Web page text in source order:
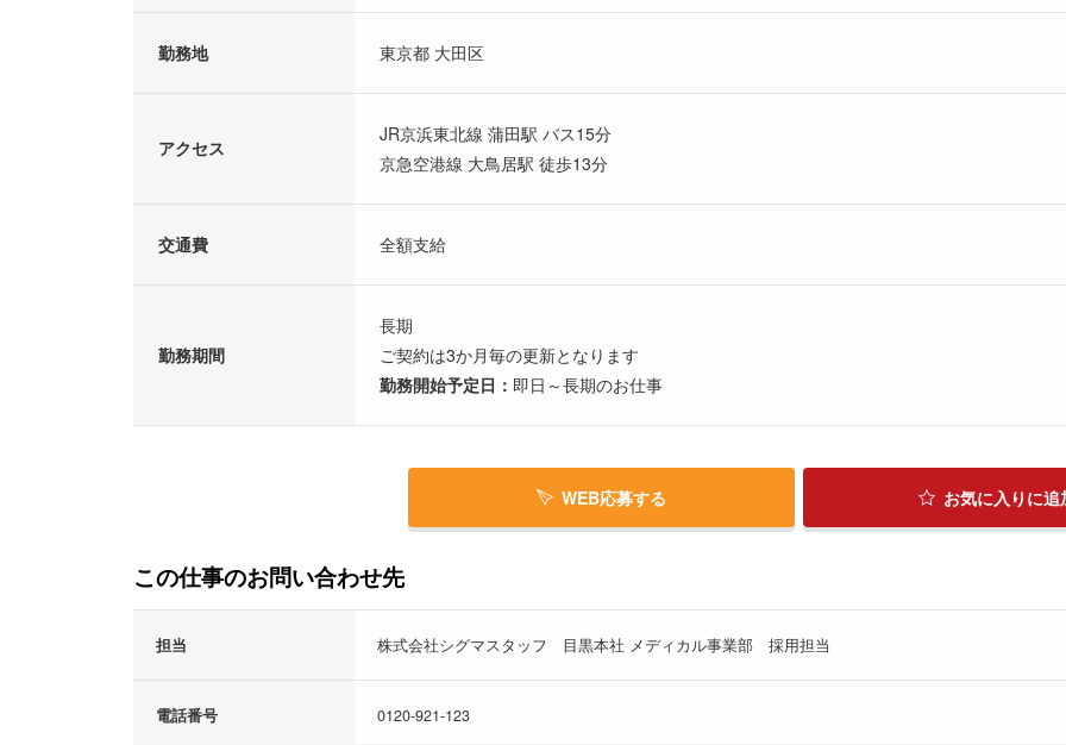
勤務地 東京都 大田区
アクセス
JR京浜東北線 蒲田駅 バス15分
京急空港線 大鳥居駅 徒歩13分
交通費 全額支給
勤務期間
長期
ご契約は3か月毎の更新となります
勤務開始予定日： 即日～長期のお仕事
WEB応募する お気に入り に追
この仕事のお問い合わせ先
担当 株式会社シグマスタッフ 目黒本社 メディカル事業部 採用担当
電話番号 0120-921-123